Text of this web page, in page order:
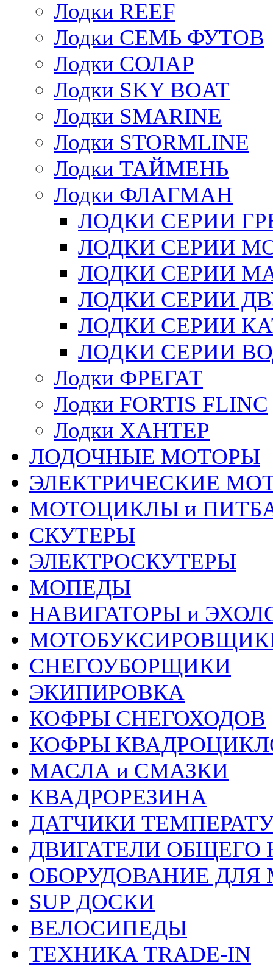
Лодки REEF
Лодки СЕМЬ ФУТОВ
Лодки СОЛАР
Лодки SKY BOAT
Лодки SMARINE
Лодки STORMLINE
Лодки ТАЙМЕНЬ
Лодки ФЛАГМАН
ЛОДКИ СЕРИИ
ЛОДКИ СЕРИИ
ЛОДКИ СЕРИИ
ЛОДКИ СЕРИИ
ЛОДКИ СЕРИИ
ЛОДКИ СЕРИИ
Лодки ФРЕГАТ
Лодки FORTIS FLINC
Лодки ХАНТЕР
ЛОДОЧНЫЕ МОТОРЫ
ЭЛЕКТРИЧЕСКИЕ
МОТОЦИКЛЫ и
СКУТЕРЫ
ЭЛЕКТРОСКУТЕРЫ
МОПЕДЫ
НАВИГАТОРЫ и
СНЕГОУБОРЩИКИ
ЭКИПИРОВКА
КОФРЫ СНЕГОХОДОВ
КОФРЫ
МАСЛА и СМАЗКИ
КВАДРОРЕЗИНА
ДАТЧИКИ
ДВИГАТЕЛИ ОБЩЕГО
ОБОРУДОВАНИЕ
SUP ДОСКИ
ВЕЛОСИПЕДЫ
ТЕХНИКА TRADE-IN